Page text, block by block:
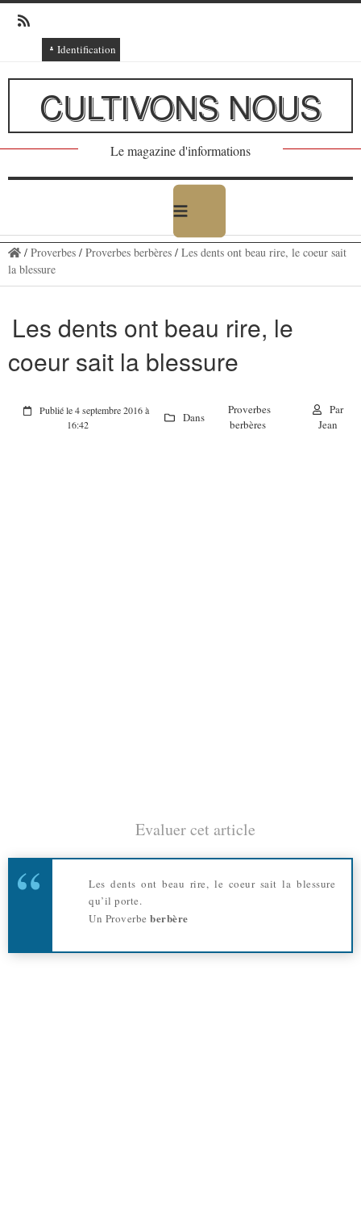
Identification
Connexion
Connexion via Facebook
Inscription
Ajout texte ou poème
CULTIVONS NOUS
Le magazine d'informations
/ Proverbes/ Proverbes berbères/ Les dents ont beau rire, le coeur sait
la blessure
Les dents ont beau rire, le
coeur sait la blessure
Publié le 4 septembre 2016 à
16:42
Dans
Proverbes
berbères
Par
Jean
Evaluer cet article
Les dents ont beau rire, le coeur sait la blessure
qu’il porte.
Un Proverbe berbère